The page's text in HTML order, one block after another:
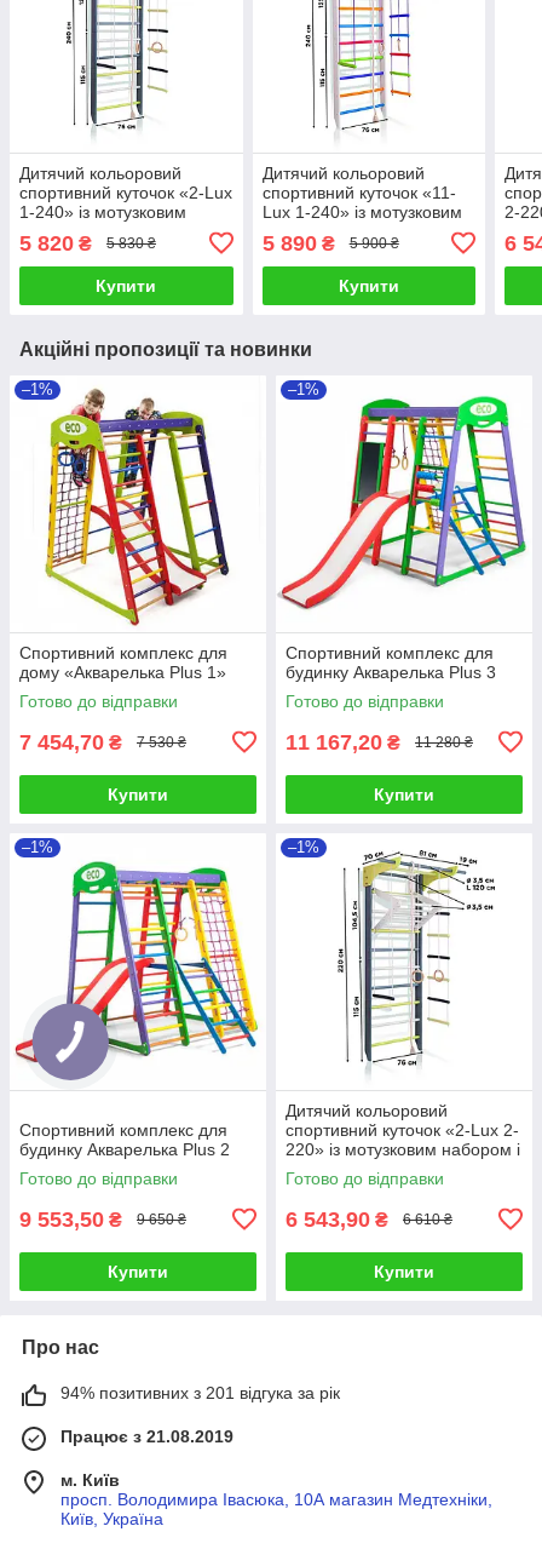
Дитячий кольоровий
спортивний куточок «2-Lux
1-240» із мотузковим
набором ТМ "SportBaby"
(240х81 см)
5 820 ₴ 5 830 ₴
Купити
Дитячий кольоровий
спортивний куточок «11-
Lux 1-240» із мотузковим
набором ТМ "SportBaby"
(240х81 см)
5 890₴ 5 900 ₴
Купити
2-
6
Акційні пропозиції та новинки
–1%
Спортивний комплекс для
дому «Акварелька Plus 1»
Готово до відправки
7 454,70 ₴ 7 530 ₴
Купити
–1%
Спортивний комплекс для
будинку Акварелька Plus 3
Готово до відправки
11 167,20 ₴ 11 280 ₴
Купити
–1%
Спортивний комплекс для
будинку Акварелька Plus 2
Готово до відправки
9 553,50 ₴ 9 650 ₴
Купити
–1%
Дитячий кольоровий
спортивний куточок «2-Lux 2-
220» із мотузковим набором і
рукоходом ТМ "SportBaby"
(220х81 см)
Готово до відправки
6 543,90 ₴ 6 610 ₴
Купити
Про нас
94% позитивних з 201 відгука за рік
Працює з 21.08.2019
м. Київ
просп. Володимира Івасюка, 10А магазин Медтехніки,
Київ, Україна